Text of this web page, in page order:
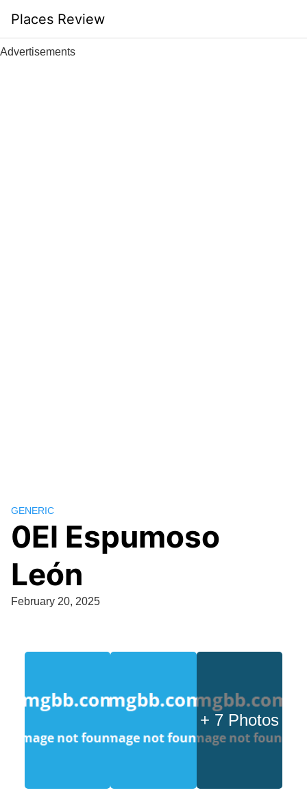
content
Places Review
Advertisements
GENERIC
0El Espumoso
León
February 20, 2025
+ 7 Photos